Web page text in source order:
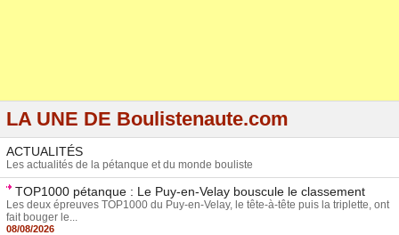
LA UNE DE Boulistenaute.com
ACTUALITÉS
Les actualités de la pétanque et du monde bouliste
TOP1000 pétanque : Le Puy-en-Velay bouscule le classement
Les deux épreuves TOP1000 du Puy-en-Velay, le tête-à-tête puis la triplette, ont
fait bouger le...
08/08/2026